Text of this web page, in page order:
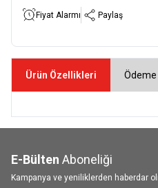
Fiyat Alarmı Paylaş
Ürün Özellikleri
E-Bülten Aboneliği
Kampanya ve yeniliklerden haberdar